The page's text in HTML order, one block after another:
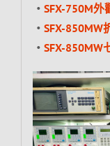
‧ SFX-750M外
‧ SFX-850MW
‧ SFX-850MW